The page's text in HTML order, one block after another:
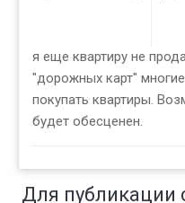
я еще квартиру не
"дорожных карт"
покупать квартиры.
будет обесценен.
Для публикации